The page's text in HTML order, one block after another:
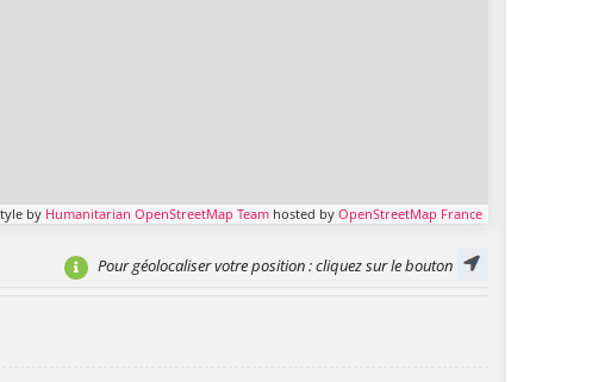
by Humanitarian OpenStreetMap Team hosted by OpenStreetMap France
Pour géolocaliser votre position: cliquez sur le bouton